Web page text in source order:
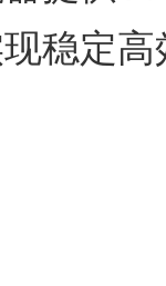
稳定高